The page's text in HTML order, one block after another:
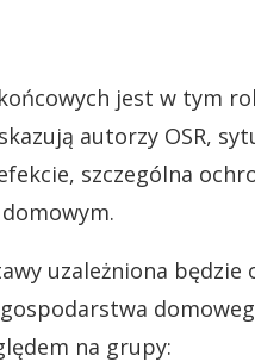
jest w tym
autorzy OSR,
szczególna
uzależniona będzie
na grupy: